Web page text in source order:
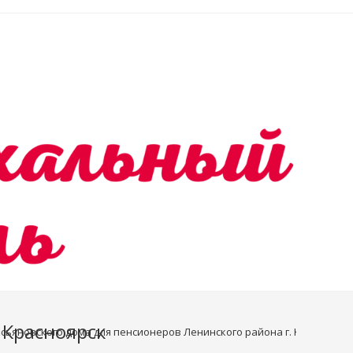
дома для пенсионеров Ленинского района г. Красноярск